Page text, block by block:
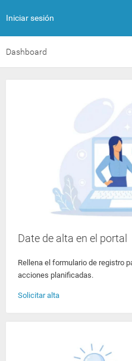
Iniciar sesión
Dashboard
Date de alta en el portal
Rellena el formulario de registro
acciones planificadas.
Solicitar alta